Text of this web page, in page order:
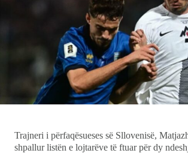
Showbiz
Ekonomi
Teknologji
Udhëtime
Trajneri i përfaqësueses së Sllovenisë,
shpallur listën e lojtarëve të ftuar për dy